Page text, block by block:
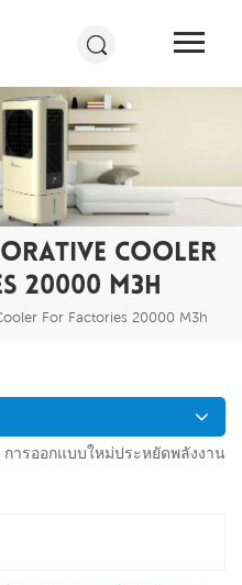
COOLER
20000 M3H
For Factories 20000 M3h
การออกแบบใหม่ประหยัดพลังงาน